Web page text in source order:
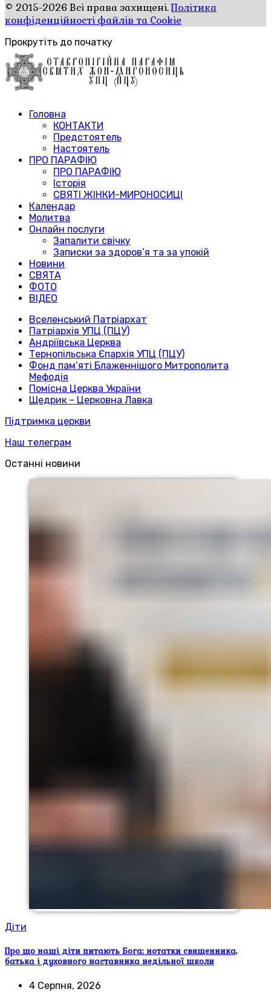
© 2015-2026 Всі права захищені.Політика
конфіденційності файлів та Cookie
Прокрутіть до початку
Головна
КОНТАКТИ
Предстоятель
Настоятель
ПРО ПАРАФІЮ
ПРО ПАРАФІЮ
Історія
СВЯТІ ЖІНКИ-МИРОНОСИЦІ
Календар
Молитва
Онлайн послуги
Запалити свічку
Записки за здоров’я та за упокій
Новини
СВЯТА
ФОТО
ВІДЕО
Вселенський Патріархат
Патріархія УПЦ (ПЦУ)
Андріївська Церква
Тернопільська Єпархія УПЦ (ПЦУ)
Фонд пам’яті Блаженнішого Митрополита
Мефодія
Помісна Церква України
Щедрик – Церковна Лавка
Підтримка церкви
Наш телеграм
Останні новини
Діти
Про що наші діти питають Бога: нотатки священника,
батька і духовного наставника недільної школи
4 Серпня, 2026